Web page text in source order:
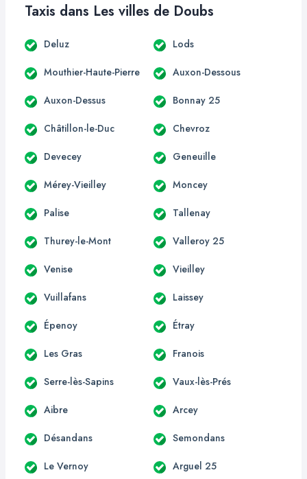
Taxis dans Les villes de Doubs
Deluz Lods
Mouthier-Haute-Pierre Auxon-Dessous
Auxon-Dessus Bonnay 25
Châtillon-le-Duc Chevroz
Devecey Geneuille
Mérey-Vieilley Moncey
Palise Tallenay
Thurey-le-Mont Valleroy 25
Venise Vieilley
Vuillafans Laissey
Épenoy Étray
Les Gras Franois
Serre-lès-Sapins Vaux-lès-Prés
Aibre Arcey
Désandans Semondans
Le Vernoy Arguel 25